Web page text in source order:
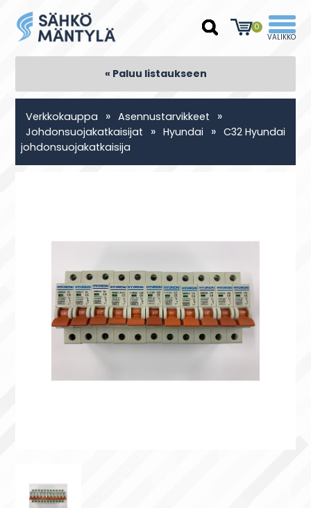
0
« Paluu listaukseen
Verkkokauppa » Asennustarvikkeet »
Johdonsuojakatkaisijat » Hyundai » C32 Hyundai
johdonsuojakatkaisija